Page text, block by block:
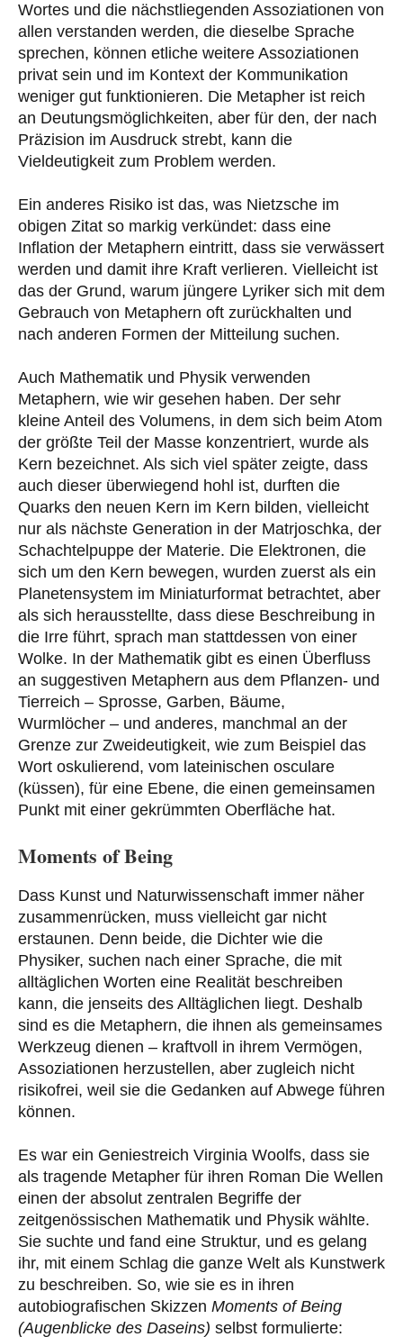
Wortes und die nächstliegenden Assoziationen von
allen verstanden werden, die dieselbe Sprache
sprechen, können etliche weitere Assoziationen
privat sein und im Kontext der Kommunikation
weniger gut funktionieren. Die Metapher ist reich
an Deutungsmöglichkeiten, aber für den, der nach
Präzision im Ausdruck strebt, kann die
Vieldeutigkeit zum Problem werden.
Ein anderes Risiko ist das, was Nietzsche im
obigen Zitat so markig verkündet: dass eine
Inflation der Metaphern eintritt, dass sie verwässert
werden und damit ihre Kraft verlieren. Vielleicht ist
das der Grund, warum jüngere Lyriker sich mit dem
Gebrauch von Metaphern oft zurückhalten und
nach anderen Formen der Mitteilung suchen.
Auch Mathematik und Physik verwenden
Metaphern, wie wir gesehen haben. Der sehr
kleine Anteil des Volumens, in dem sich beim Atom
der größte Teil der Masse konzentriert, wurde als
Kern bezeichnet. Als sich viel später zeigte, dass
auch dieser überwiegend hohl ist, durften die
Quarks den neuen Kern im Kern bilden, vielleicht
nur als nächste Generation in der Matrjoschka, der
Schachtelpuppe der Materie. Die Elektronen, die
sich um den Kern bewegen, wurden zuerst als ein
Planetensystem im Miniaturformat betrachtet, aber
als sich herausstellte, dass diese Beschreibung in
die Irre führt, sprach man stattdessen von einer
Wolke. In der Mathematik gibt es einen Überfluss
an suggestiven Metaphern aus dem Pflanzen- und
Tierreich – Sprosse, Garben, Bäume,
Wurmlöcher – und anderes, manchmal an der
Grenze zur Zweideutigkeit, wie zum Beispiel das
Wort oskulierend, vom lateinischen osculare
(küssen), für eine Ebene, die einen gemeinsamen
Punkt mit einer gekrümmten Oberfläche hat.
Moments of Being
Dass Kunst und Naturwissenschaft immer näher
zusammenrücken, muss vielleicht gar nicht
erstaunen. Denn beide, die Dichter wie die
Physiker, suchen nach einer Sprache, die mit
alltäglichen Worten eine Realität beschreiben
kann, die jenseits des Alltäglichen liegt. Deshalb
sind es die Metaphern, die ihnen als gemeinsames
Werkzeug dienen – kraftvoll in ihrem Vermögen,
Assoziationen herzustellen, aber zugleich nicht
risikofrei, weil sie die Gedanken auf Abwege führen
können.
Es war ein Geniestreich Virginia Woolfs, dass sie
als tragende Metapher für ihren Roman Die Wellen
einen der absolut zentralen Begriffe der
zeitgenössischen Mathematik und Physik wählte.
Sie suchte und fand eine Struktur, und es gelang
ihr, mit einem Schlag die ganze Welt als Kunstwerk
zu beschreiben. So, wie sie es in ihren
autobiografischen Skizzen Moments of Being
(Augenblicke des Daseins) selbst formulierte: